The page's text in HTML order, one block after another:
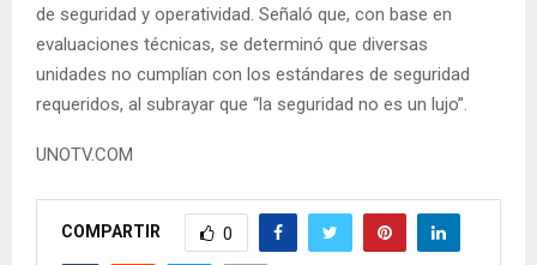
de seguridad y operatividad. Señaló que, con base en
evaluaciones técnicas, se determinó que diversas
unidades no cumplían con los estándares de seguridad
requeridos, al subrayar que “la seguridad no es un lujo”.
UNOTV.COM
COMPARTIR 0